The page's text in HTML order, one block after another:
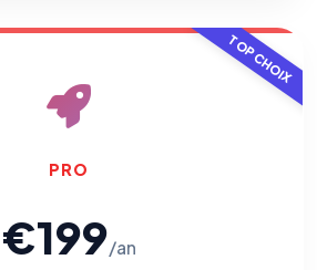
TOP CHOIX
PRO
€199/an
distinct du site web). Pour vous y
lien dédié en pied de chaque courriel (« Pour
») — sans vous désinscrire des envois — ou
Politique de
Traceurs dans les Courriels).